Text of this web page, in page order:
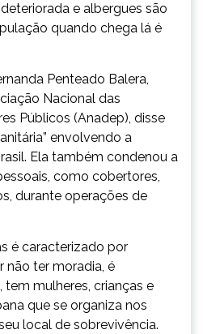
e albergues são
quando chega lá é
Penteado Balera,
Nacional das
Públicos (Anadep), disse
envolvendo a
Ela também condenou a
como cobertores,
durante operações de
é caracterizado por
não ter moradia, é
mulheres, crianças e
que se organiza nos
local de sobrevivência.